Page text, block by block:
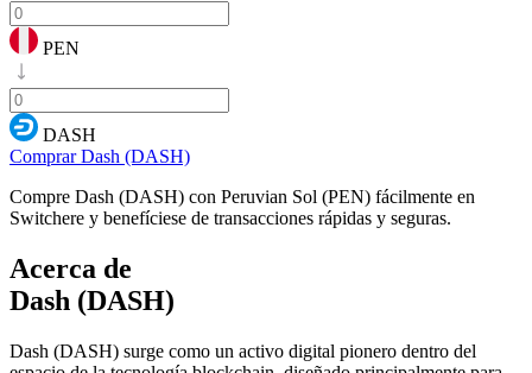
PEN
DASH
Comprar Dash (DASH)
Compre Dash (DASH) con Peruvian Sol (PEN) fácilmente en
Switchere y benefíciese de transacciones rápidas y seguras.
Acerca de
Dash (DASH)
Dash (DASH) surge como un activo digital pionero dentro del